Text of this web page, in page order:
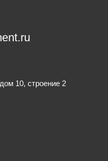
10, строение 2